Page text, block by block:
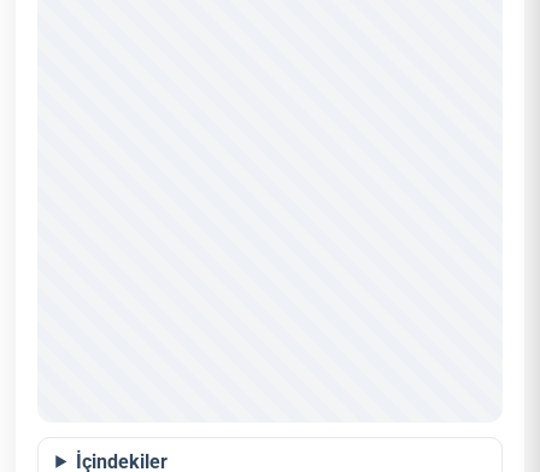
İçindekiler